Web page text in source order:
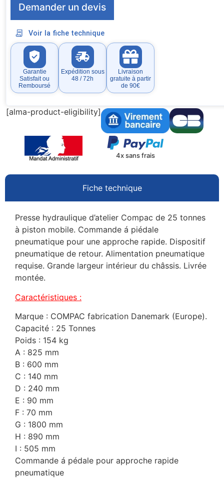
Demander un devis
Voir la fiche technique
Garantie
Satisfait ou
Remboursé
Expédition sous
48 / 72h
Livraison
gratuite à partir
de 90€
[alma-product-eligibility]
4x sans frais
Fiche technique
Presse hydraulique d’atelier Compac de 25 tonnes
à piston mobile. Commande á piédale
pneumatique pour une approche rapide. Dispositif
pneumatique de retour. Alimentation pneumatique
requise. Grande largeur intérieur du châssis. Livrée
montée.
Caractéristiques :
Marque : COMPAC fabrication Danemark (Europe).
Capacité : 25 Tonnes
Poids : 154 kg
A : 825 mm
B : 600 mm
C : 140 mm
D : 240 mm
E : 90 mm
F : 70 mm
G : 1800 mm
H : 890 mm
I : 505 mm
Commande á pédale pour approche rapide
pneumatique